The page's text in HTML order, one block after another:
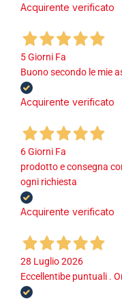
Acquirente verificato
5 Giorni Fa
Buono secondo le mie
Acquirente verificato
6 Giorni Fa
prodotto e consegna
ogni richiesta
Acquirente verificato
28 Luglio 2026
Eccellentibe puntuali .